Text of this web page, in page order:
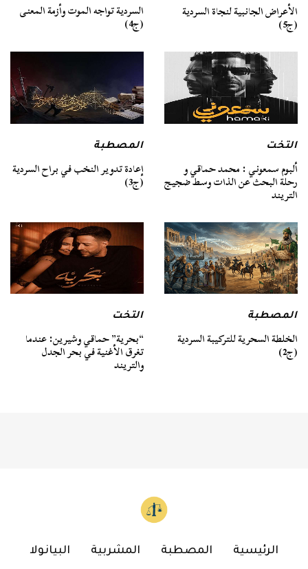
الأعراض الجانبية لنجاة السردية
(ج5)
السردية تواجه الموت وأزمة المعنى
(ج4)
التخت
ألبوم سمعوني : محمد حماقي و
رحلة البحث عن الذات وسط ضجيج
التريند
المصطبة
إعادة تدوير النخب في براح السردية
(ج3)
المصطبة
الخلطة السحرية للتركيبة السردية
(ج2)
التخت
“بحرية” حماقي وشيرين: عندما
تغرق الأغنية في بحر الجدل
والتريند
الرئيسية المصطبة المشربية البيانولا